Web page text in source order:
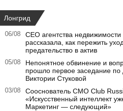
Лонгрид
06/08
CEO агентства
рассказала, как пережить
предательство в актив
05/08
Непонятное обвинение и
прошло первое заседание по
Виктории Стуковой
03/08
Сооснователь CMO Club
«Искусственный интеллект
Маркетинг — следующий»